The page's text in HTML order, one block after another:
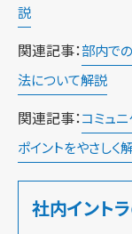
説
関連記事： 部内で
法について解説
関連記事： コミュニ
ポイントをやさしく
社内イント